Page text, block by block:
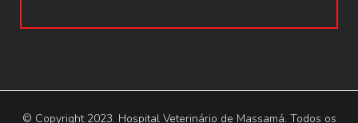
© Copyright 2023. Hospital Veterinário de Massamá. Todos os